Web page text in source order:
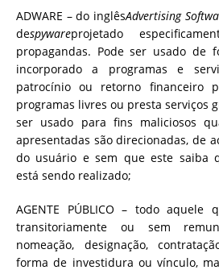
ADWARE – do inglêsAdvertising
despywareprojetado
propagandas. Pode ser usado de
incorporado a programas e
patrocínio ou retorno financeiro
programas livres ou presta serviços
ser usado para fins maliciosos
apresentadas são direcionadas, de
do usuário e sem que este saiba
está sendo realizado;
AGENTE PÚBLICO – todo aquele
transitoriamente ou sem
nomeação, designação,
forma de investidura ou vínculo,